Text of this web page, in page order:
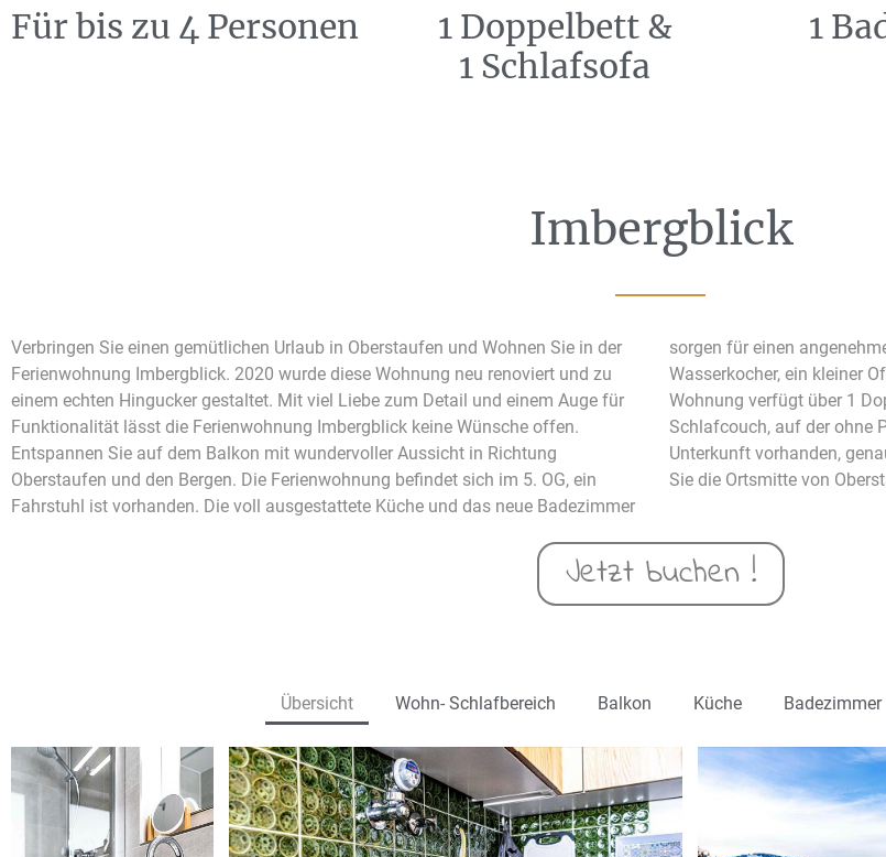
Für bis zu 4 Personen
1 Doppelbett &
1 Schlafsofa
1
Imbergblick
Verbringen Sie einen gemütlichen Urlaub in Oberstaufen und Wohnen Sie in der
Ferienwohnung Imbergblick. 2020 wurde diese Wohnung neu renoviert und zu
einem echten Hingucker gestaltet. Mit viel Liebe zum Detail und einem Auge für
Funktionalität lässt die Ferienwohnung Imbergblick keine Wünsche offen.
Entspannen Sie auf dem Balkon mit wundervoller Aussicht in Richtung
Oberstaufen und den Bergen. Die Ferienwohnung befindet sich im 5. OG, ein
Fahrstuhl ist vorhanden. Die voll ausgestattete Küche und das neue Badezimmer
sorgen für einen angenehmen Aufenthalt. In der Küche steht Ihnen ein Kochfeld,
Wasserkocher, ein kleiner Ofen und alles an nötigem Zubehör zur Verfügung. Die
Wohnung verfügt über 1 Doppelbett im Wohn- Essbereich und zusätzlich über eine
Schlafcouch, auf der ohne Probleme 2 Personen Platz finden. W-Lan ist in der
Unterkunft vorhanden, genau so wie ein großer TV. In wenigen Minuten erreichen
Sie die Ortsmitte von
Jetzt buchen !
Übersicht Wohn- Schlafbereich Balkon Küche Badezimmer